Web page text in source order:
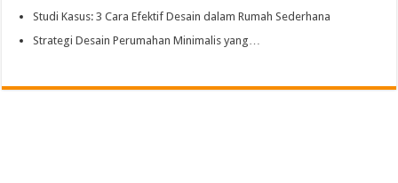
Studi Kasus: 3 Cara Efektif Desain dalam Rumah Sederhana
Strategi Desain Perumahan Minimalis yang…